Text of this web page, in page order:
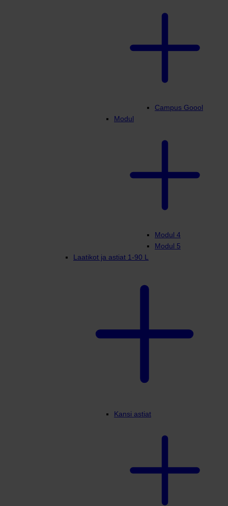
Campus Goool
Modul
Modul 4
Modul 5
Laatikot ja astiat 1-90 L
Kansi astiat